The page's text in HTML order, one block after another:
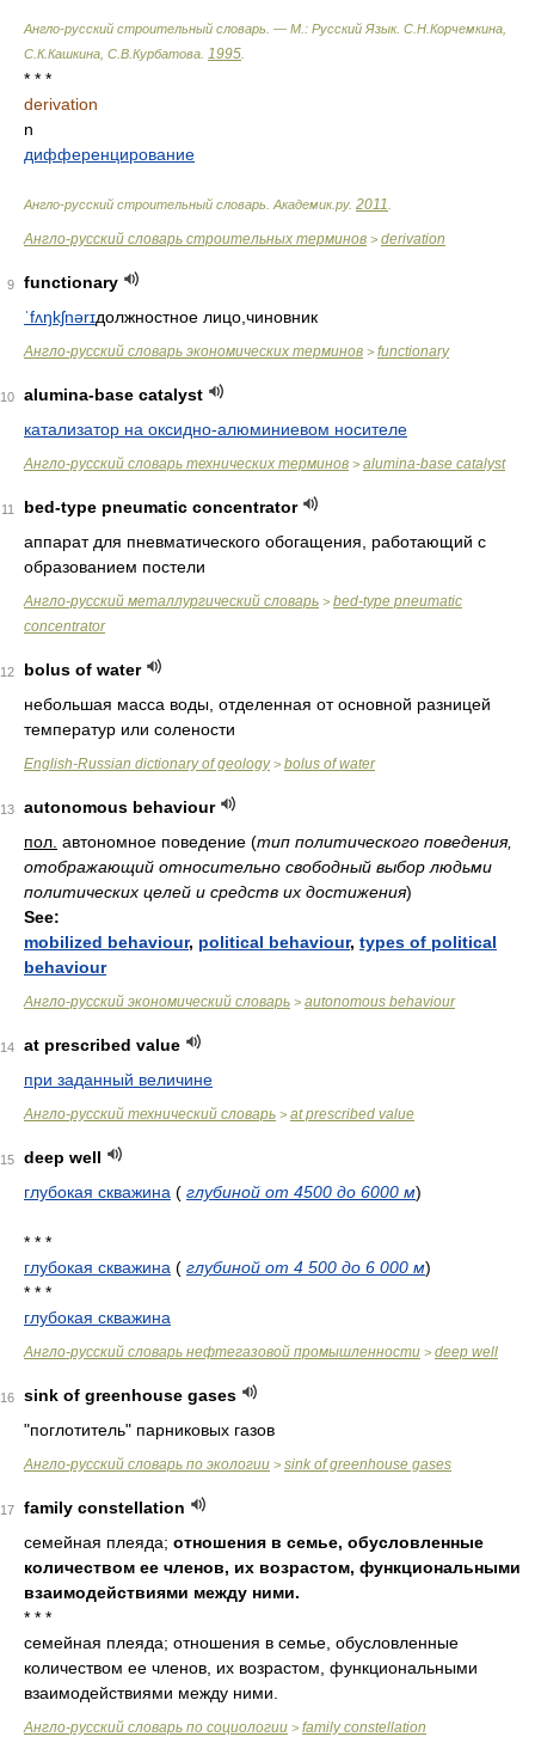
Англо-русский строительный словарь. — М.: Русский Язык. С.Н.Корчемкина,
С.К.Кашкина, С.В.Курбатова 1995
* * *
derivation
n
дифференцирование
Англо-русский строительный словарь Академик.ру. 2011
Англо-русский словарь строительных терминов > derivation
9
functionary
ˈfʌŋkʃnərɪдолжностное лицо,чиновник
Англо-русский словарь экономических терминов > functionary
10
alumina-base catalyst
катализатор на оксидно-алюминиевом носителе
Англо-русский словарь технических терминов > alumina-base catalyst
11
bed-type pneumatic concentrator
аппарат для пневматического обогащения, работающий с
образованием постели
Англо-русский металлургический словарь > bed-type pneumatic
concentrator
12
bolus of water
небольшая масса воды, отделенная от основной разницей
температур или солености
English-Russian dictionary of geology> bolus of water
13
autonomous behaviour
пол. автономное поведение (тип политического поведения,
отображающий относительно свободный выбор людьми
политических целей и средств их достижения)
See:
mobilized behaviour, political behaviour, types of political
behaviour
Англо-русский экономический словарь > autonomous behaviour
14
at prescribed value
при заданный величине
Англо-русский технический словарь > at prescribed value
15
deep well
глубокая скважина ( глубиной от 4500 до 6000 м)
* * *
глубокая скважина ( глубиной от 4 500 до 6 000 м)
* * *
глубокая скважина
Англо-русский словарь нефтегазовой промышленности > deep well
16
sink of greenhouse gases
"поглотитель" парниковых газов
Англо-русский словарь по экологии > sink of greenhouse gases
17
family constellation
семейная плеяда; отношения в семье, обусловленные
количеством ее членов, их возрастом, функциональными
взаимодействиями между ними.
* * *
семейная плеяда; отношения в семье, обусловленные
количеством ее членов, их возрастом, функциональными
взаимодействиями между ними.
Англо-русский словарь по социологии > family constellation